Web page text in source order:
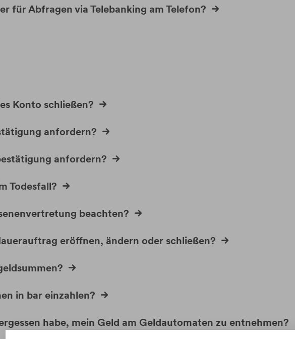
für Abfragen via Telebanking am Telefon?
Konto schließen?
anfordern?
anfordern?
Todesfall?
beachten?
eröffnen, ändern oder schließen?
in bar einzahlen?
habe, mein Geld am Geldautomaten zu entnehmen?